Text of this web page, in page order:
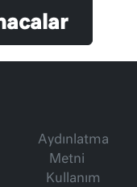
Aydınlatma
Metni
Kullanım